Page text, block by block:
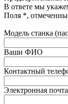
В ответе мы
Поля *,
Модель станка
Ваши ФИО
Контактный
Электронная почта